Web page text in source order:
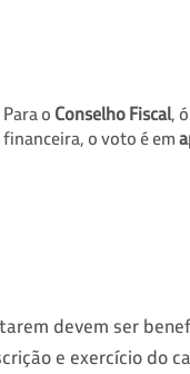
Para o Conselho Fiscal,
financeira, o voto é em
devem ser
e exercício do